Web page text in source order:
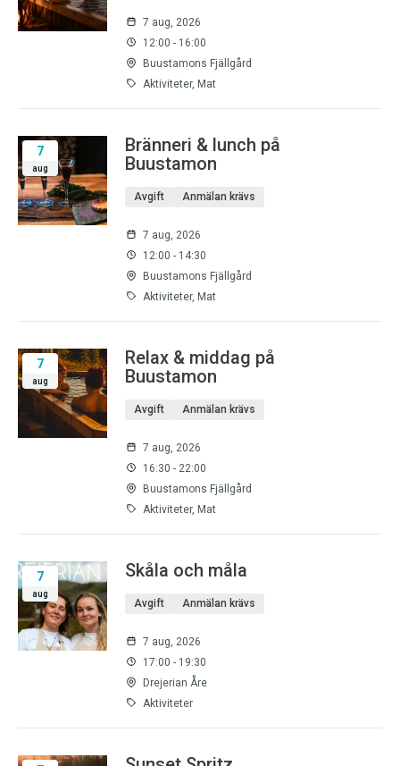
7 aug, 2026
12:00 - 16:00
Buustamons Fjällgård
Aktiviteter, Mat
7
aug
Bränneri & lunch på
Buustamon
Avgift Anmälan krävs
7 aug, 2026
12:00 - 14:30
Buustamons Fjällgård
Aktiviteter, Mat
7
aug
Relax & middag på
Buustamon
Avgift Anmälan krävs
7 aug, 2026
16:30 - 22:00
Buustamons Fjällgård
Aktiviteter, Mat
7
aug
Skåla och måla
Avgift Anmälan krävs
7 aug, 2026
17:00 - 19:30
Drejerian Åre
Aktiviteter